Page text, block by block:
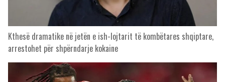
Kthesë dramatike në jetën e ish-lojtarit të kombëtares shqiptare,
arrestohet për shpërndarje kokaine